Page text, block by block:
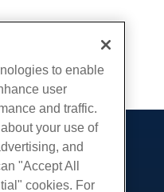
cópia de URL
to enable
user
and traffic.
your use of
and
"Accept All
cookies. For